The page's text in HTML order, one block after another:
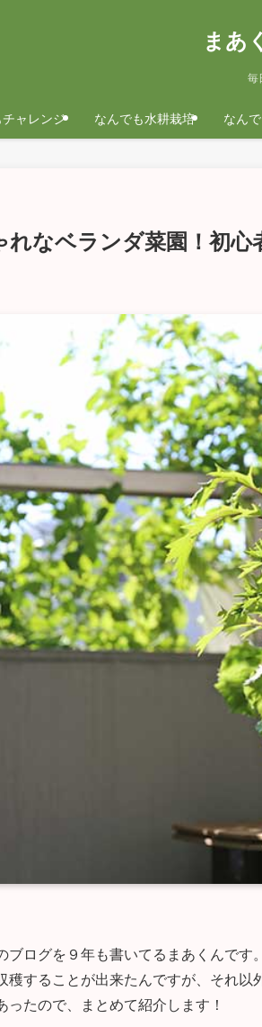
まあ
毎
ャレンジ なんでも水耕栽培 なん
なベランダ菜園！初心
ブログを９年も書いてるまあくんで
穫することが出来たんですが、それ
ったので、まとめて紹介します！